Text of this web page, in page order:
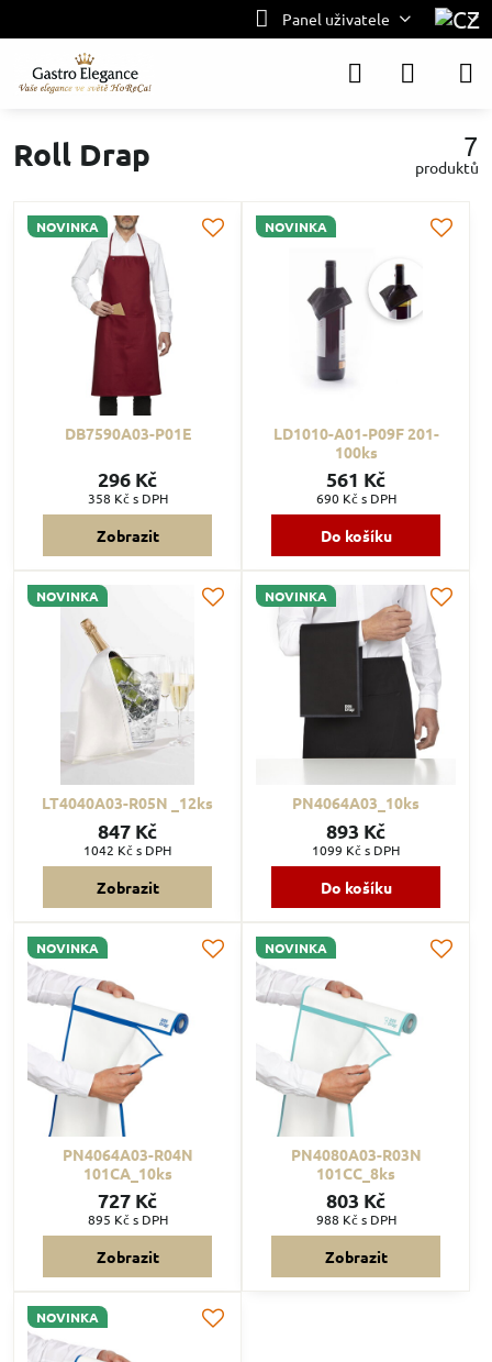
Panel uživatele
Roll Drap 7
produktů
NOVINKA
DB7590A03-P01E
296 Kč
358 Kčs DPH
Zobrazit
NOVINKA
LD1010-A01-P09F 201-
100ks
561 Kč
690 Kčs DPH
Do košíku
NOVINKA
LT4040A03-R05N _12ks
847 Kč
1042 Kč s DPH
Zobrazit
NOVINKA
PN4064A03_10ks
893 Kč
1099 Kč s DPH
Do košíku
NOVINKA
PN4064A03-R04N
101CA_10ks
727 Kč
895 Kč s DPH
Zobrazit
NOVINKA
PN4080A03-R03N
101CC_8ks
803 Kč
988 Kč s DPH
Zobrazit
NOVINKA